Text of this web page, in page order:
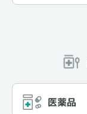
医薬品